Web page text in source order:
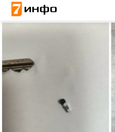
Политика
Новости мира
Все материалы 7инфо
ПОИСК